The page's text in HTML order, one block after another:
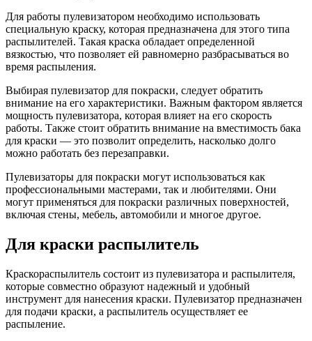
Для работы пулевизатором необходимо использовать
специальную краску, которая предназначена для этого типа
распылителей. Такая краска обладает определенной
вязкостью, что позволяет ей равномерно разбрасываться во
время распыления.
Выбирая пулевизатор для покраски, следует обратить
внимание на его характеристики. Важным фактором является
мощность пулевизатора, которая влияет на его скорость
работы. Также стоит обратить внимание на вместимость бака
для краски — это позволит определить, насколько долго
можно работать без перезаправки.
Пулевизаторы для покраски могут использоваться как
профессиональными мастерами, так и любителями. Они
могут применяться для покраски различных поверхностей,
включая стены, мебель, автомобили и многое другое.
Для краски распылитель
Краскораспылитель состоит из пулевизатора и распылителя,
которые совместно образуют надежный и удобный
инструмент для нанесения краски. Пулевизатор предназначен
для подачи краски, а распылитель осуществляет ее
распыление.